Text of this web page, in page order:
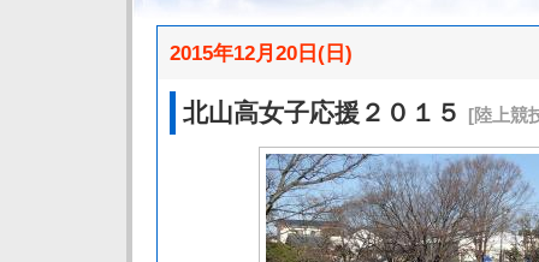
2015年12月20日(日)
北山高女子応援２０１５ [陸上競